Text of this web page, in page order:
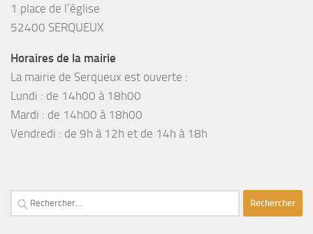
1 place de l’église
52400 SERQUEUX
Horaires de la mairie
La mairie de Serqueux est ouverte :
Lundi : de 14h00 à 18h00
Mardi : de 14h00 à 18h00
Vendredi : de 9h à 12h et de 14h à 18h
Rechercher :